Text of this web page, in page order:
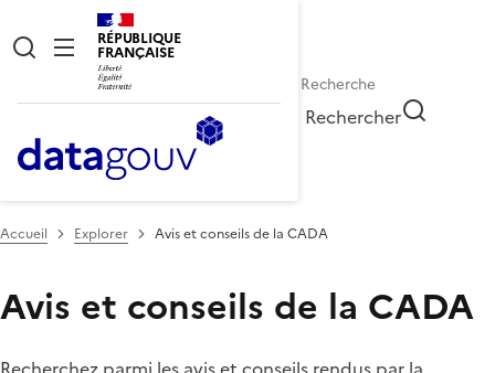
RÉPUBLIQUE
FRANÇAISE
Rechercher
Accueil Explorer Avis et conseils de la CADA
Avis et conseils de la CADA